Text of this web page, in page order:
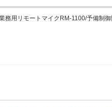
務用リモートマイクRM-1100/予備制御